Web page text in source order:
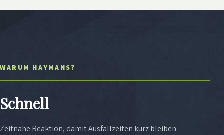
WARUM HAYMANS?
Schnell
Zeitnahe Reaktion, damit Ausfallzeiten kurz bleiben.